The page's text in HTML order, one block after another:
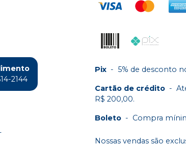
2144
Pix - 5% de desconto
Cartão de crédito -
R$ 200,00.
Boleto - Compra
Nossas vendas são